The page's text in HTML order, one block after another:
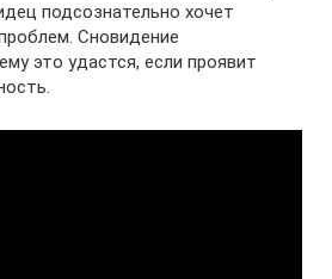
подсознательно хочет
Сновидение
это удастся, если проявит